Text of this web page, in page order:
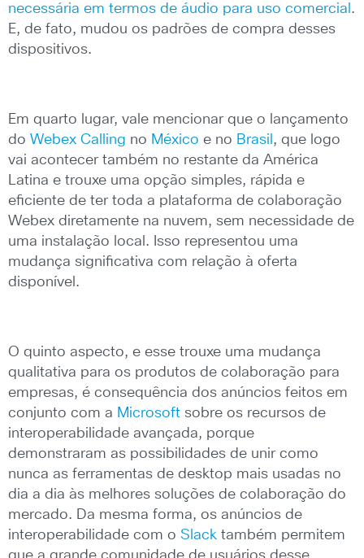
necessária em termos de áudio para uso comercial .
E, de fato, mudou os padrões de compra desses
dispositivos.
Em quarto lugar, vale mencionar que o lançamento
do Webex Calling no México e no Brasil , que logo
vai acontecer também no restante da América
Latina e trouxe uma opção simples, rápida e
eficiente de ter toda a plataforma de colaboração
Webex diretamente na nuvem, sem necessidade de
uma instalação local. Isso representou uma
mudança significativa com relação à oferta
disponível.
O quinto aspecto, e esse trouxe uma mudança
qualitativa para os produtos de colaboração para
empresas, é consequência dos anúncios feitos em
conjunto com a Microsoft sobre os recursos de
interoperabilidade avançada, porque
demonstraram as possibilidades de unir como
nunca as ferramentas de desktop mais usadas no
dia a dia às melhores soluções de colaboração do
mercado. Da mesma forma, os anúncios de
interoperabilidade com o Slack também permitem